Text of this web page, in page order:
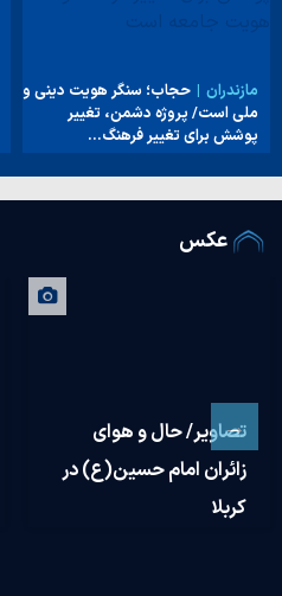
مازندران
حجاب؛ سنگر هویت دینی و
ملی است/ پروژه دشمن، تغییر
پوشش برای تغییر فرهنگ…
عکس
تصاویر/ حال و هوای
زائران امام حسین(ع) در
کربلا